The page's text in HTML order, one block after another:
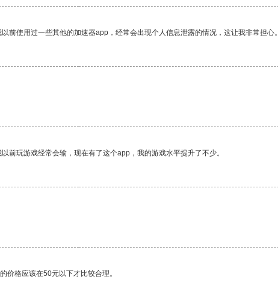
使用过一些其他的加速器app，经常会出现个人信息泄露的情况，这让我非常担心。
前玩游戏经常会输，现在有了这个app，我的游戏水平提升了不少。
价格应该在50元以下才比较合理。